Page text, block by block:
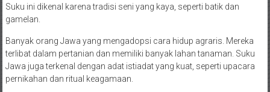
Suku ini dikenal karena tradisi seni yang kaya, seperti batik dan
gamelan.
Banyak orang Jawa yang mengadopsi cara hidup agraris. Mereka
terlibat dalam pertanian dan memiliki banyak lahan tanaman. Suku
Jawa juga terkenal dengan adat istiadat yang kuat, seperti upacara
pernikahan dan ritual keagamaan.